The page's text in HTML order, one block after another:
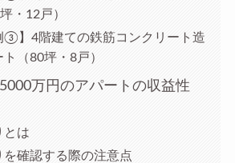
・12戸）
③】4階建ての鉄筋コンクリート造
ト（80坪・8戸）
万円のアパートの収益性
とは
を確認する際の注意点